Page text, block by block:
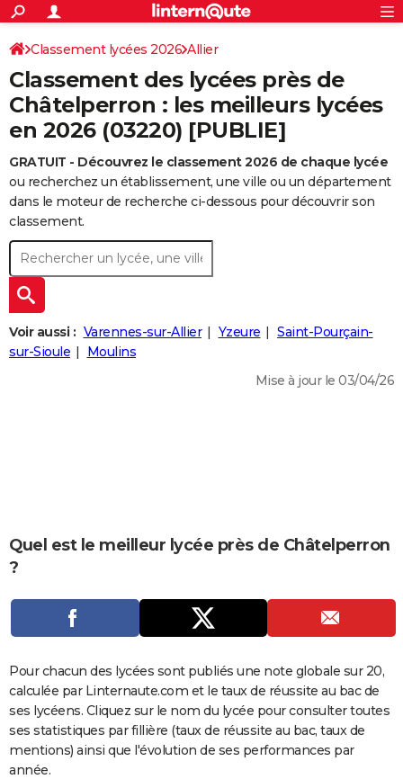
ACTUALITÉS
Politique
Société
Faits Divers
Education
Monde
Villes
+
SPORT
Coupe du monde 2026
Football
Tennis
Cyclisme
Rugby
Forum
CULTURE
Programme TV
TNT
Streaming
Cinéma
Sorties cinéma
Musique
+
FINANCE
Retraite
Impôts
Epargne
Immobilier
Risques naturels par ville
Banque
Assurance
Crédit
AUTO
Essais
Réserver un essai
Citadines
Berlines
SUV
Forum auto
+
HIGH-TECH
BRICOLAGE
Forum
Aménagement intérieur
Extérieur
Cuisine
Salle de bains
Jardinage
Rangement
+WEEK-END
Guides de France
Escapades
Patrimoine
Expositions
Musées
Week-end nature
+
LIFESTYLE
Art de vivre
Bien-être
Loisirs
Mode
Modes de vie
+SANTE
Carte de Noël
Carte Bonne année
Carte Saint-Valentin
Carte Pâques
Carte d'anniversaire
DICTIONNAIRE
Dictionnaire
Biographies
Citations
Expressions
Proverbes
PROGRAMME TV
S'inscrire
Se connecter
Lycées
Collèges
Primaires
Universités
Entreprises
Service militaire
Avis de recherche
AVIS DE DÉCÈS
FORUM
Bricolage
Lifestyle
Culture
Sport
Auto
Television
Voyage
Cinema
S'inscrire
Connexion
Classement lycées 2026 Allier
Classement des lycées près de
Châtelperron : les meilleurs lycées
en 2026 (03220) [PUBLIE]
GRATUIT - Découvrez le classement 2026 de chaque lycée
ou recherchez un établissement, une ville ou un département
dans le moteur de recherche ci-dessous pour découvrir son
classement.
Voir aussi : Varennes-sur-Allier Yzeure
Saint-Pourçain-
sur-Sioule
Moulins
Mise à jour le 03/04/26
Quel est le meilleur lycée près de Châtelperron
?
Pour chacun des lycées sont publiés une note globale sur 20,
calculée par Linternaute.com et le taux de réussite au bac de
ses lycéens. Cliquez sur le nom du lycée pour consulter toutes
ses statistiques par fillière (taux de réussite au bac, taux de
mentions) ainsi que l'évolution de ses performances par
année.